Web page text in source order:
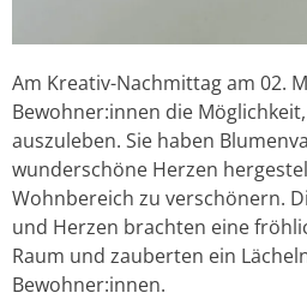
Am Kreativ-Nachmittag am 02.
Bewohner:innen die
auszuleben. Sie haben
wunderschöne Herzen
Wohnbereich zu verschönern.
und Herzen brachten eine
Raum und zauberten ein
Bewohner:innen.